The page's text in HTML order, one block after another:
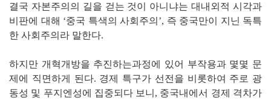
결국 자본주의의 길을 걷는 것이 아니냐는 대내외적 시각과
비판에 대해 ‘중국 특색의 사회주의’, 즉 중국만이 지닌 독특
한 사회주의라 말한다.
하지만 개혁개방을 추진하는과정에 있어 부작용과 몇몇 문
제에 직면하게 된다. 경제 특구가 선전을 비롯하여 주로 광
동성 및 푸지엔성에 집중되다 보니, 중국내에서 경제 격차가